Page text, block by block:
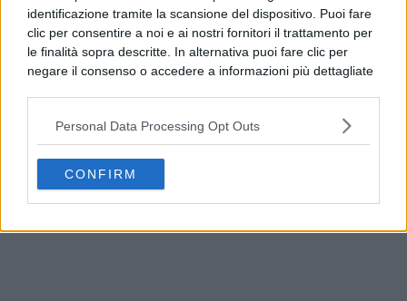
identificazione tramite la scansione del dispositivo. Puoi fare
clic per consentire a noi e ai nostri fornitori il trattamento per
le finalità sopra descritte. In alternativa puoi fare clic per
negare il consenso o accedere a informazioni più dettagliate
possono non richiedere il tuo consenso, ma hai il diritto di
opporti a tale trattamento. Le tue preferenze si
preferenze in qualsiasi momento ritornando su questo sito o
consultando la nostrainformativa sulla riservatezza.
Personal Data Processing Opt Outs
CONFIRM
Addio a Francesco Guccini, il poeta della musica
italiana si è spento